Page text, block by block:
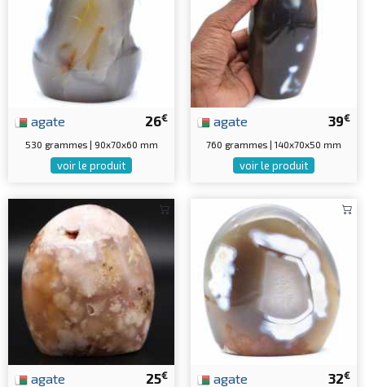
26€
agate
530 grammes | 90x70x60 mm
voir le produit
39€
agate
760 grammes | 140x70x50 mm
voir le produit
25€
agate 32€
agate